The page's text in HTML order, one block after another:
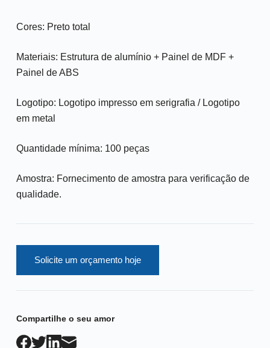
Cores: Preto total
Materiais: Estrutura de alumínio + Painel de MDF +
Painel de ABS
Logotipo: Logotipo impresso em serigrafia / Logotipo
em metal
Quantidade mínima: 100 peças
Amostra: Fornecimento de amostra para verificação de
qualidade.
Solicite um orçamento hoje
Compartilhe o seu amor